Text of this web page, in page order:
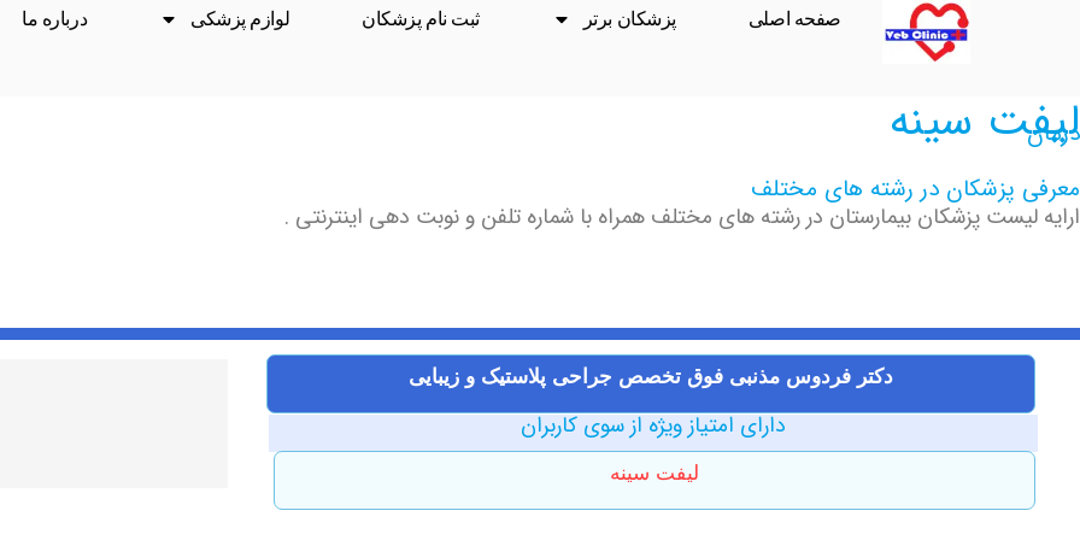
صفحه اصلی پزشکان برتر ثبت نام پزشکان لوازم پزشکی درباره ما
لیفت سینه
درمان
معرفی پزشکان در رشته های مختلف
ارایه لیست پزشکان بیمارستان در رشته های مختلف همراه با شماره تلفن و نوبت دهی اینترنتی .
دکتر ‏فردوس ‏مذنبی فوق تخصص جراحی پلاستیک و زیبایی
دارای امتیاز ویژه از سوی کاربران
لیفت سینه